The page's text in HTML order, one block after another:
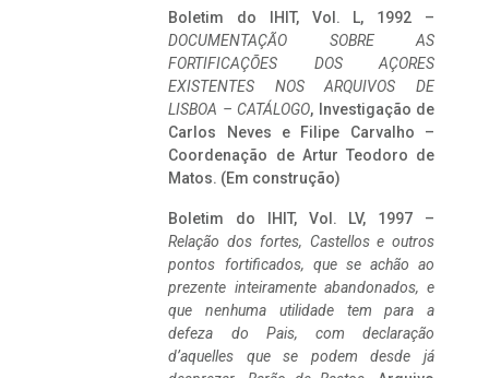
Boletim do IHIT, Vol. L, 1992 –
DOCUMENTAÇÃO SOBRE AS
FORTIFICAÇÕES DOS AÇORES
EXISTENTES NOS ARQUIVOS DE
LISBOA – CATÁLOGO, Investigação de
Carlos Neves e Filipe Carvalho –
Coordenação de Artur Teodoro de
Matos. (Em construção)
Boletim do IHIT, Vol. LV, 1997 –
Relação dos fortes, Castellos e outros
pontos fortificados, que se achão ao
prezente inteiramente abandonados, e
que nenhuma utilidade tem para a
defeza do Pais, com declaração
d’aquelles que se podem desde já